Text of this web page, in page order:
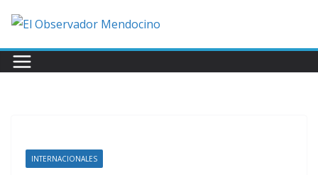
contenido
INTERNACIONALES